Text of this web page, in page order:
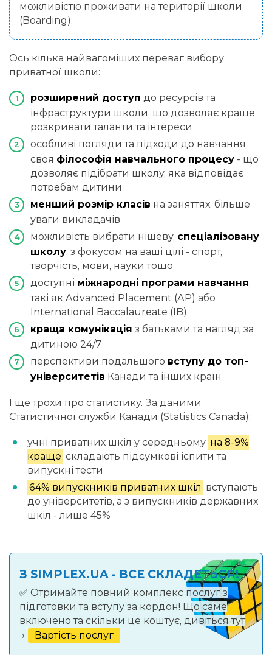
можливістю проживати на території школи
(Boarding).
Ось кілька найвагоміших переваг вибору
приватної школи:
розширений доступ до ресурсів та
інфраструктури школи, що дозволяє краще
розкривати таланти та інтереси
особливі погляди та підходи до навчання,
своя філософія навчального процесу - що
дозволяє підібрати школу, яка відповідає
потребам дитини
менший розмір класів на заняттях, більше
уваги викладачів
можливість вибрати нішеву, спеціалізовану
школу, з фокусом на ваші цілі - спорт,
творчість, мови, науки тощо
доступні міжнародні програми навчання,
такі як Advanced Placement (AP) або
International Baccalaureate (IB)
краща комунікація з батьками та нагляд за
дитиною 24/7
перспективи подальшого вступу до топ-
університетів Канади та інших країн
І ще трохи про статистику. За даними
Статистичної служби Канади (Statistics Canada):
учні приватних шкіл у середньому на 8-9%
краще складають підсумкові іспити та
випускні тести
64% випускників приватних шкіл вступають
до університетів, а з випускників державних
шкіл - лише 45%
З SIMPLEX.UA - ВСЕ СКЛАДЕТЬСЯ!
✅ Отримайте повний комплекс послуг з
підготовки та вступу за кордон! Що саме
включено та скільки це коштує, дивіться тут
→
Вартість послуг